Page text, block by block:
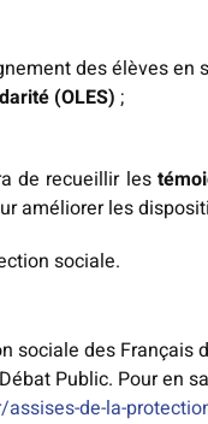
des élèves
(OLES) ;
de recueillir les
améliorer les
sociale.
sociale des Français
Public. Pour en
de-la-